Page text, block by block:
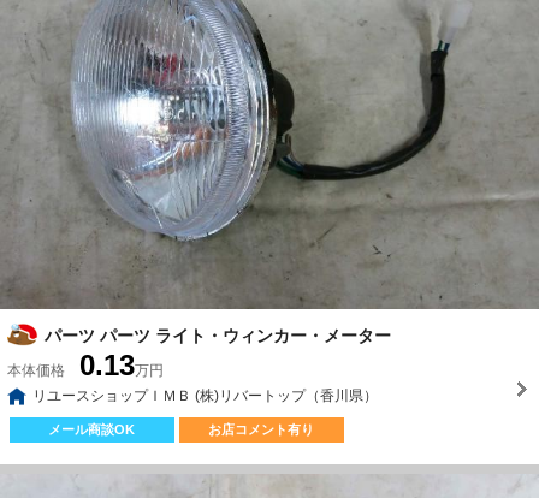
パーツ パーツ ライト・ウィンカー・メーター
本体価格 0.13万円
リユースショップＩＭＢ (株)リバートップ（香川県）
メール商談OK お店コメント有り